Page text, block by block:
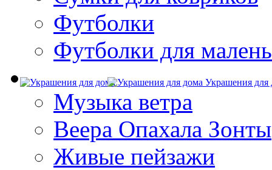
Футболки
Футболки для
Украшения для
Музыка ветра
Веера Опахала Зонты
Живые пейзажи